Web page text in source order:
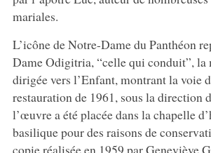
mariales.
L’icône de Notre-Dame du Panthéon
Dame Odigitria, “celle qui conduit”, la
dirigée vers l’Enfant, montrant la voie
restauration de 1961, sous la direction
l’œuvre a été placée dans la chapelle
basilique pour des raisons de
copie réalisée en 1959 par Geneviève